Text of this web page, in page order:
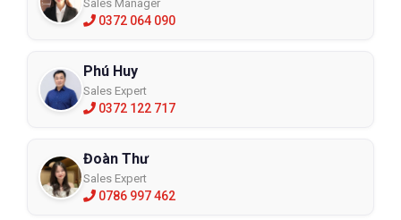
Sales Manager
0372 064 090
Phú Huy
Sales Expert
0372 122 717
Đoàn Thư
Sales Expert
0786 997 462